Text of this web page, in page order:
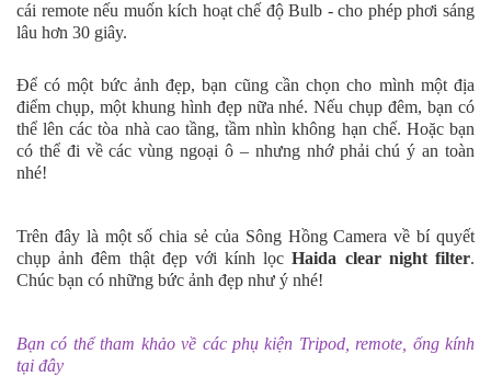
cái remote nếu muốn kích hoạt chế độ Bulb - cho phép phơi sáng
lâu hơn 30 giây.
Để có một bức ảnh đẹp, bạn cũng cần chọn cho mình một địa
điểm chụp, một khung hình đẹp nữa nhé. Nếu chụp đêm, bạn có
thể lên các tòa nhà cao tầng, tầm nhìn không hạn chế. Hoặc bạn
có thể đi về các vùng ngoại ô – nhưng nhớ phải chú ý an toàn
nhé!
Trên đây là một số chia sẻ của Sông Hồng Camera về bí quyết
chụp ảnh đêm thật đẹp với kính lọcHaida clear night filter.
Chúc bạn có những bức ảnh đẹp như ý nhé!
Bạn có thể tham khảo về các phụ kiện Tripod, remote, ống kính
tại đây